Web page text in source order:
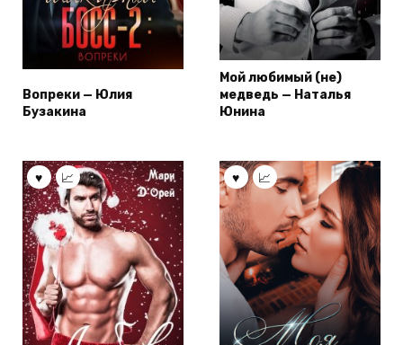
Вопреки — Юлия
Бузакина
Мой любимый (не)
медведь — Наталья
Юнина